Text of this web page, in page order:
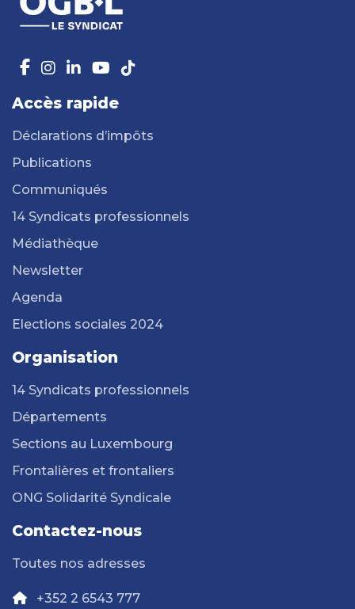
Accès rapide
Déclarations d’impôts
Publications
Communiqués
14 Syndicats professionnels
Médiathèque
Newsletter
Agenda
Elections sociales 2024
Organisation
14 Syndicats professionnels
Départements
Sections au Luxembourg
Frontalières et frontaliers
ONG Solidarité Syndicale
Contactez-nous
Toutes nos adresses
+352 2 6543 777